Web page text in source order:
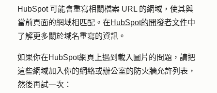
HubSpot 可能會重寫相關檔案 URL 的網域，使其與
當前頁面的網域相匹配。在HubSpot的開發者文件中
了解更多關於域名重寫的資訊。
如果你在HubSpot網頁上遇到載入圖片的問題，請把
這些網域加入你的網絡或辦公室的防火牆允許列表，
然後再試一次：